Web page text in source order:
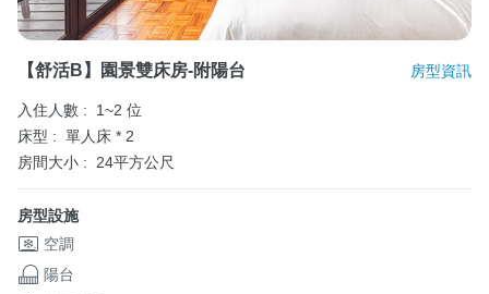
【舒活b】園景雙床房-附陽台 房型資訊
入住人數 :
1~2 位
床型 : 單人床 * 2
房間大小 :
24平方公尺
房型設施
空調
陽台